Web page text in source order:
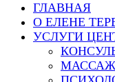
ГЛАВНАЯ
О ЕЛЕНЕ
УСЛУГИ
МАССАЖ